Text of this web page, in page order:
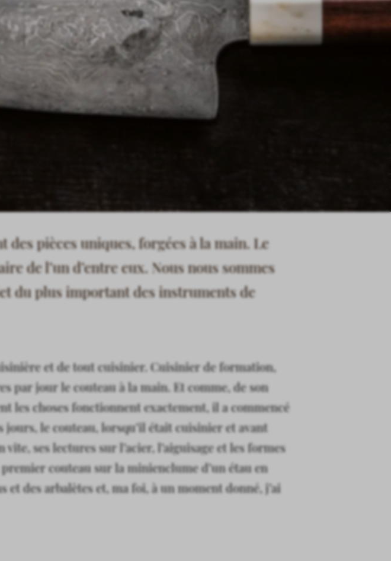
pièces uniques, forgées à la main. Le
de l’un d’entre eux. Nous nous sommes
du plus important des instruments de
et de tout cuisinier. Cuisinier de formation,
par jour le couteau à la main. Et comme, de son
les choses fonctionnent exactement, il a commencé
jours, le couteau, lorsqu’il était cuisinier et avant
ses lectures sur l’acier, l’aiguisage et les formes
couteau sur la minienclume d’un étau en
et des arbalètes et, ma foi, à un moment donné, j’ai